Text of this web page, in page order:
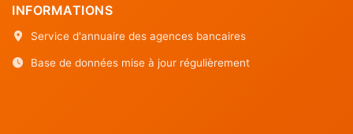
INFORMATIONS
Service d'annuaire des agences bancaires
Base de données mise à jour régulièrement